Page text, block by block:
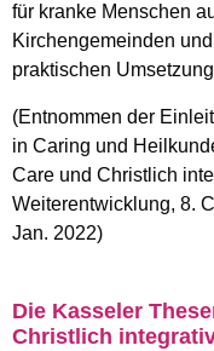
für kranke Menschen
Kirchengemeinden
praktischen
(Entnommen der
in Caring und
Care und Christlich
Weiterentwicklung, 8.
Jan. 2022)
Die Kasseler
Christlich